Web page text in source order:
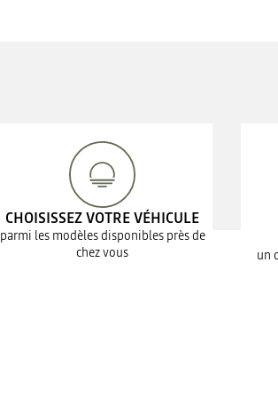
CHOISISSEZ VOTRE VÉHICULE
parmi les modèles disponibles près de
chez vous
un